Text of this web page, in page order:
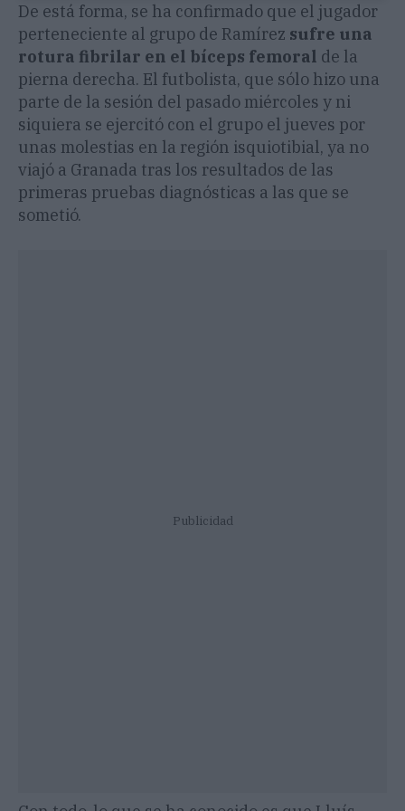
De está forma, se ha confirmado que el jugador
perteneciente al grupo de Ramírez sufre una
rotura fibrilar en el bíceps femoral de la
pierna derecha. El futbolista, que sólo hizo una
parte de la sesión del pasado miércoles y ni
siquiera se ejercitó con el grupo el jueves por
unas molestias en la región isquiotibial, ya no
viajó a Granada tras los resultados de las
primeras pruebas diagnósticas a las que se
sometió.
Publicidad